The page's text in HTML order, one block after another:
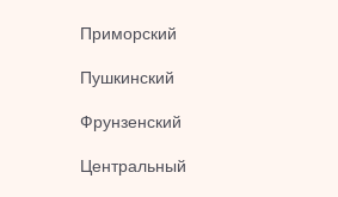
Приморский
Пушкинский
Фрунзенский
Центральный